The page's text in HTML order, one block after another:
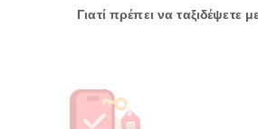
Γιατί πρέπει να ταξιδέψετε